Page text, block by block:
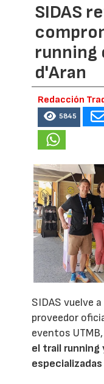
SIDAS
running
d'Aran
Redacción
5845
SIDAS vuelve
proveedor
eventos UTMB,
el trail running